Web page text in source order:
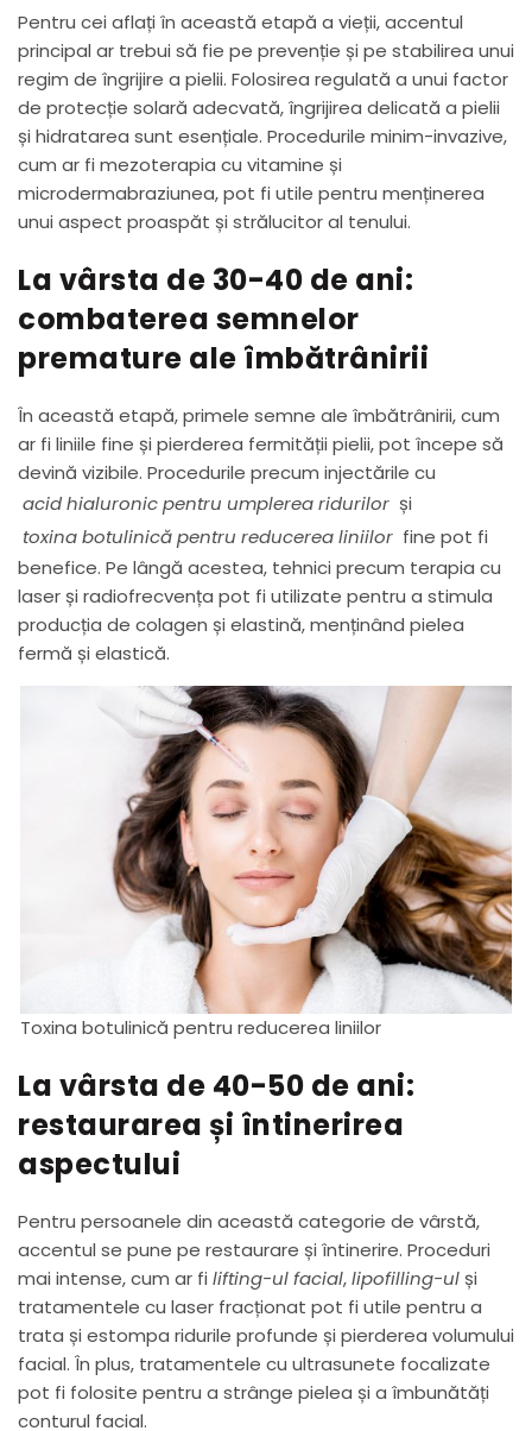
Pentru cei aflați în această etapă a vieții, accentul
principal ar trebui să fie pe prevenție și pe stabilirea unui
regim de îngrijire a pielii. Folosirea regulată a unui factor
de protecție solară adecvată, îngrijirea delicată a pielii
și hidratarea sunt esențiale. Procedurile minim-invazive,
cum ar fi mezoterapia cu vitamine și
microdermabraziunea, pot fi utile pentru menținerea
unui aspect proaspăt și strălucitor al tenului.
La vârsta de 30-40 de ani:
combaterea semnelor
premature ale îmbătrânirii
În această etapă, primele semne ale îmbătrânirii, cum
ar fi liniile fine și pierderea fermității pielii, pot începe să
devină vizibile. Procedurile precum injectările cu
acid hialuronic pentru umplerea ridurilor și
toxina botulinică pentru reducerea liniilor fine pot fi
benefice. Pe lângă acestea, tehnici precum terapia cu
laser și radiofrecvența pot fi utilizate pentru a stimula
producția de colagen și elastină, menținând pielea
fermă și elastică.
Toxina botulinică pentru reducerea liniilor
La vârsta de 40-50 de ani:
restaurarea și întinerirea
aspectului
Pentru persoanele din această categorie de vârstă,
accentul se pune pe restaurare și întinerire. Proceduri
mai intense, cum ar fi lifting-ul facial,lipofilling-ul și
tratamentele cu laser fracționat pot fi utile pentru a
trata și estompa ridurile profunde și pierderea volumului
facial. În plus, tratamentele cu ultrasunete focalizate
pot fi folosite pentru a strânge pielea și a îmbunătăți
conturul facial.